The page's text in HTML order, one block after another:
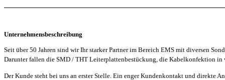
Unternehmensbeschreibung
Seit über 50 Jahren sind wir Ihr starker Partner im Bereich EMS mit diversen
Darunter fallen die SMD / THT Leiterplattenbestückung, die Kabelkonfektion
Der Kunde steht bei uns an erster Stelle. Ein enger Kundenkontakt und direkte